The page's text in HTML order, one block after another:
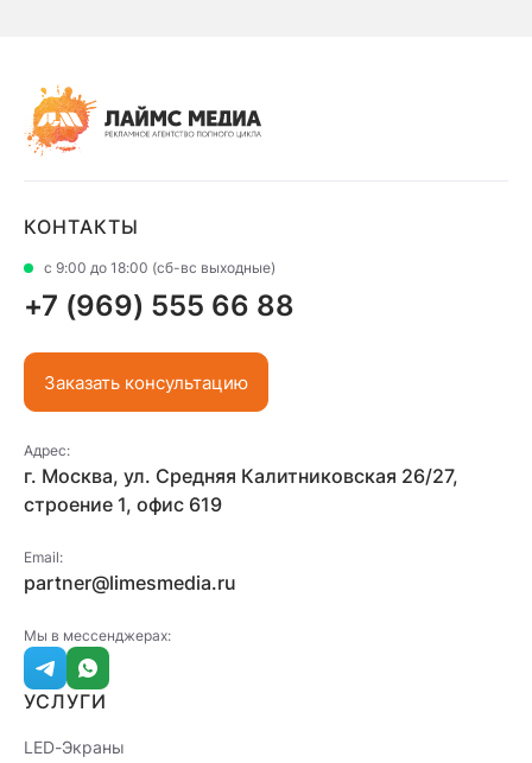
КОНТАКТЫ
с 9:00 до 18:00 (сб-вс выходные)
+7 (969) 555 66 88
Заказать консультацию
Адрес:
г. Москва, ул. Средняя Калитниковская 26/27,
строение 1, офис 619
Email:
partner@limesmedia.ru
Мы в мессенджерах:
УСЛУГИ
LED-Экраны